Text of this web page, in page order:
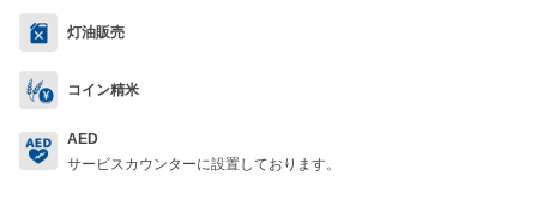
灯油販売
コイン精米
AED
サービスカウンターに設置しております。